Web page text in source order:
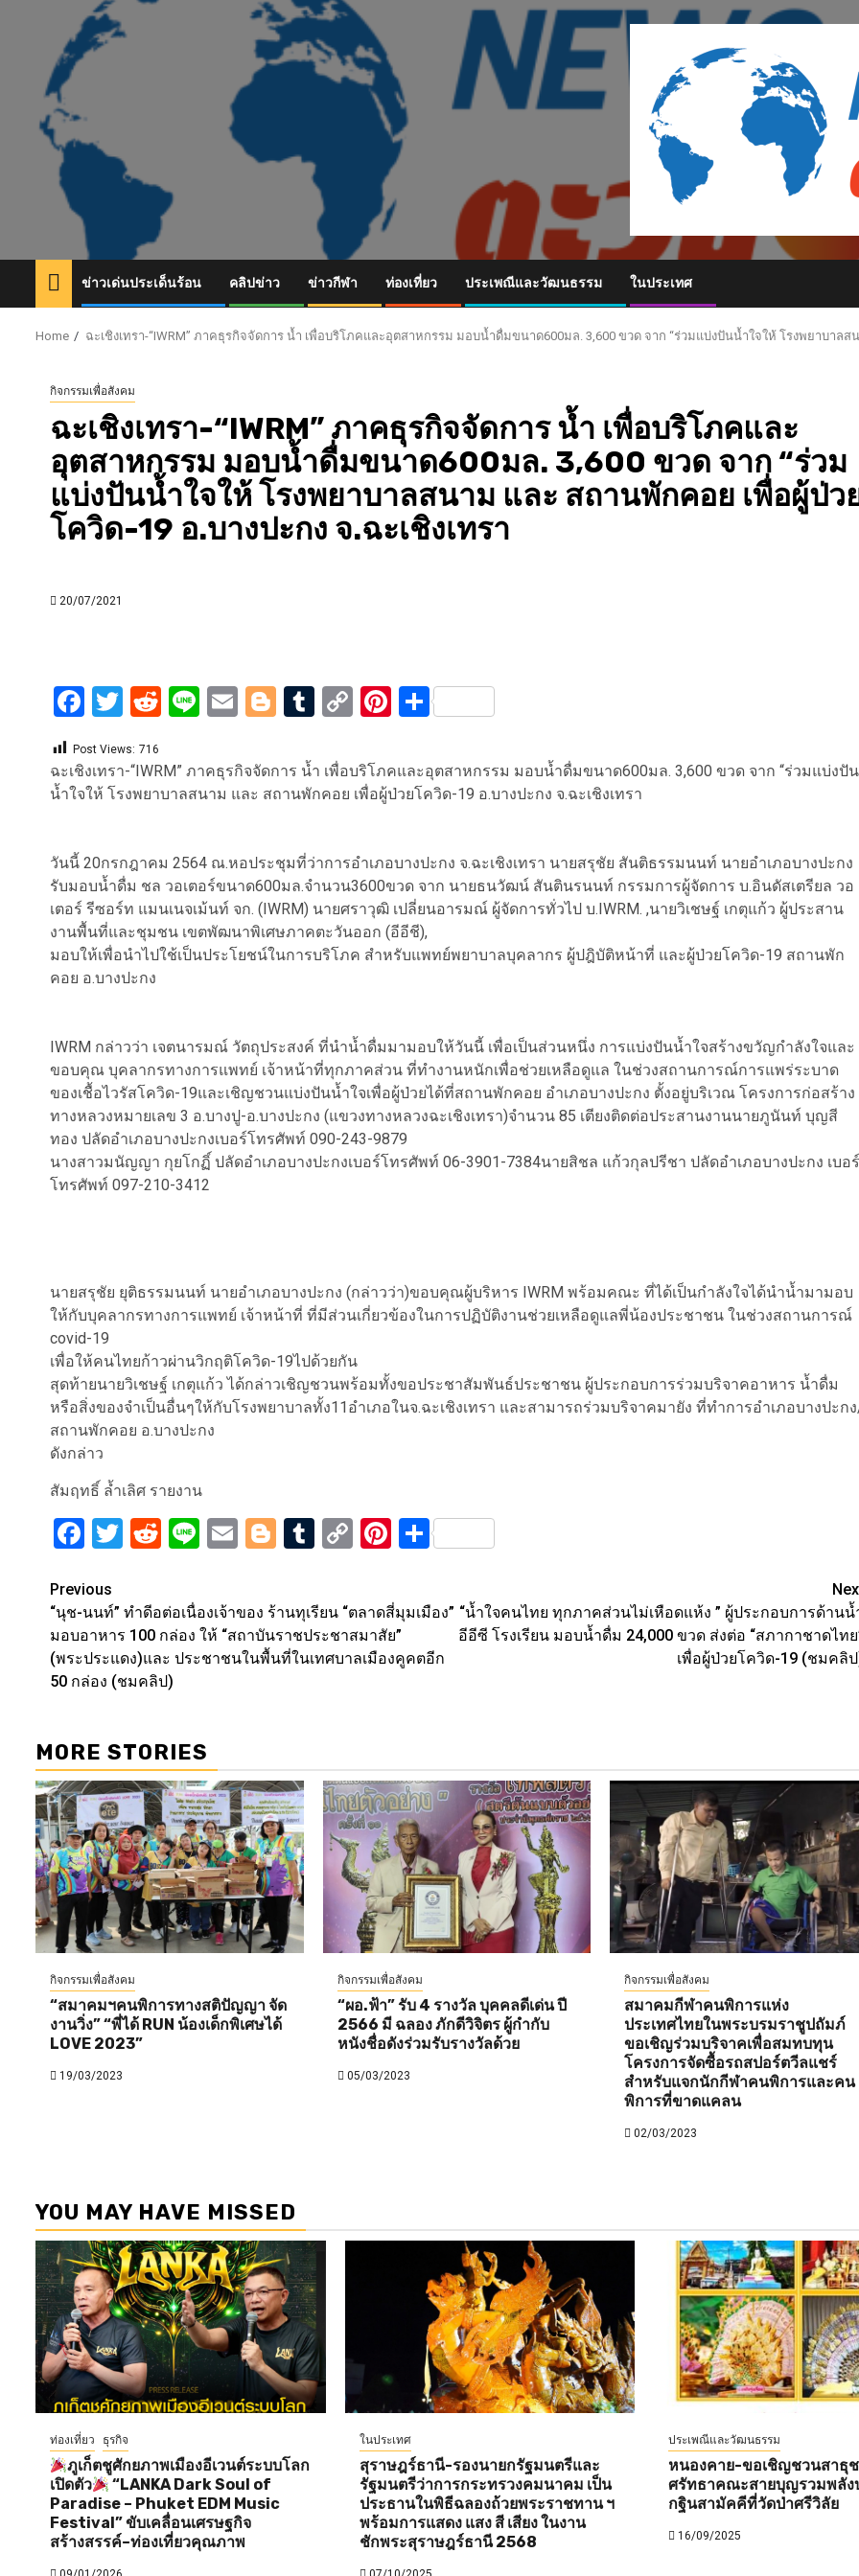
ข่าวเด่นประเด็นร้อน คลิปข่าว ข่าวกีฬา ท่องเที่ยว ประเพณีและวัฒนธรรม ในประเทศ
Home ฉะเชิงเทรา-“IWRM” ภาคธุรกิจจัดการ น้ำ เพื่อบริโภคและอุตสาหกรรม มอบน้ำดื่มขนาด600มล. 3,600 ขวด จาก “ร่วมแบ่งปันน้ำใจให้ โรงพยาบาล
กิจกรรมเพื่อสังคม
ฉะเชิงเทรา-“IWRM” ภาคธุรกิจจัดการ น้ำ เพื่อบริโภคและ
อุตสาหกรรม มอบน้ำดื่มขนาด600มล. 3,600 ขวด จาก “ร่วม
แบ่งปันน้ำใจให้ โรงพยาบาลสนาม และ สถานพักคอย เพื่อผู้ป่ว
โควิด-19 อ.บางปะกง จ.ฉะเชิงเทรา
20/07/2021
Facebook
Twitter
Reddit
LineEmailBlogger
Tumblr
CopyPinterest
Share
Post Views: 716
ฉะเชิงเทรา-“IWRM” ภาคธุรกิจจัดการ น้ำ เพื่อบริโภคและอุตสาหกรรม มอบน้ำดื่มขนาด600มล. 3,600 ขวด จาก “ร่วมแบ่งปัน
น้ำใจให้ โรงพยาบาลสนาม และ สถานพักคอย เพื่อผู้ป่วยโควิด-19 อ.บางปะกง จ.ฉะเชิงเทรา
วันนี้ 20กรกฎาคม 2564 ณ.หอประชุมที่ว่าการอำเภอบางปะกง จ.ฉะเชิงเทรา นายสรุชัย สันติธรรมนนท์ นายอำเภอบางปะกง
รับมอบน้ำดื่ม ชล วอเตอร์ขนาด600มล.จำนวน3600ขวด จาก นายธนวัฒน์ สันตินรนนท์ กรรมการผู้จัดการ บ.อินดัสเตรียล วอ
เตอร์ รีซอร์ท แมนเนจเม้นท์ จก. (IWRM) นายศราวุฒิ เปลี่ยนอารมณ์ ผู้จัดการทั่วไป บ.IWRM. ,นายวิเชษฐ์ เกตุแก้ว ผู้ประสาน
งานพื้นที่และชุมชน เขตพัฒนาพิเศษภาคตะวันออก (อีอีชี),
มอบให้เพื่อนำไปใช้เป็นประโยชน์ในการบริโภค สำหรับแพทย์พยาบาลบุคลากร ผู้ปฎิบัติหน้าที่ และผู้ป่วยโควิด-19 สถานพัก
คอย อ.บางปะกง
IWRM กล่าวว่า เจตนารมณ์ วัตถุประสงค์ ที่นำน้ำดื่มมามอบให้วันนี้ เพื่อเป็นส่วนหนึ่ง การแบ่งปันน้ำใจสร้างขวัญกำลังใจและ
ขอบคุณ บุคลากรทางการแพทย์ เจ้าหน้าที่ทุกภาคส่วน ที่ทำงานหนักเพื่อช่วยเหลือดูแล ในช่วงสถานการณ์การแพร่ระบาด
ของเชื้อไวรัสโควิด-19และเชิญชวนแบ่งปันน้ำใจเพื่อผู้ป่วยได้ที่สถานพักคอย อำเภอบางปะกง ตั้งอยู่บริเวณ โครงการก่อสร้าง
ทางหลวงหมายเลข 3 อ.บางปู-อ.บางปะกง (แขวงทางหลวงฉะเชิงเทรา)จำนวน 85 เตียงติดต่อประสานงานนายภูนันท์ บุญสี
ทอง ปลัดอำเภอบางปะกงเบอร์โทรศัพท์ 090-243-9879
นางสาวมนัญญา กุยโกฏิ์ ปลัดอำเภอบางปะกงเบอร์โทรศัพท์ 06-3901-7384นายสิชล แก้วกุลปรีชา ปลัดอำเภอบางปะกง เบอร์
โทรศัพท์ 097-210-3412
นายสรุชัย ยุติธรรมนนท์ นายอำเภอบางปะกง (กล่าวว่า)ขอบคุณผู้บริหาร IWRM พร้อมคณะ ที่ได้เป็นกำลังใจได้นำน้ำมามอบ
ให้กับบุคลากรทางการแพทย์ เจ้าหน้าที่ ที่มีส่วนเกี่ยวข้องในการปฏิบัติงานช่วยเหลือดูแลพี่น้องประชาชน ในช่วงสถานการณ์
covid-19
เพื่อให้คนไทยก้าวผ่านวิกฤติโควิด-19ไปด้วยกัน
สุดท้ายนายวิเชษฐ์ เกตุแก้ว ได้กล่าวเชิญชวนพร้อมทั้งขอประชาสัมพันธ์ประชาชน ผู้ประกอบการร่วมบริจาคอาหาร น้ำดื่ม
หรือสิ่งของจำเป็นอื่นๆให้กับโรงพยาบาลทั้ง11อำเภอในจ.ฉะเชิงเทรา และสามารถร่วมบริจาคมายัง ที่ทำการอำเภอบางปะก
สถานพักคอย อ.บางปะกง
ดังกล่าว
สัมฤทธิ์ ล้ำเลิศ รายงาน
Facebook
Twitter
Reddit
LineEmailBlogger
Tumblr
CopyPinterest
Share
Post
navigation
Previous
“นุช-นนท์” ทำดีอต่อเนื่องเจ้าของ ร้านทุเรียน “ตลาดสี่มุมเมือง”
มอบอาหาร 100 กล่อง ให้ “สถาบันราชประชาสมาสัย”
(พระประแดง)และ ประชาชนในพื้นที่ในเทศบาลเมืองคูคตอีก
50 กล่อง (ชมคลิป)
“น้ำใจคนไทย ทุกภาคส่วนไม่เหือดแห้ง ” ผู้ประกอบการด้านน้
อีอีซี โรงเรียน มอบน้ำดื่ม 24,000 ขวด ส่งต่อ “สภากาชาดไทย
เพื่อผู้ป่วยโควิด-19 (ชมคลิ
MORE STORIES
กิจกรรมเพื่อสังคม
“สมาคมฯคนพิการทางสติปัญญา จัด
งานวิ่ง” “พี่ได้ RUN น้องเด็กพิเศษได้
LOVE 2023”
19/03/2023
กิจกรรมเพื่อสังคม
“ผอ.ฟ้า” รับ 4 รางวัล บุคคลดีเด่น ปี
2566 มี ฉลอง ภักดีวิจิตร ผู้กำกับ
หนังชื่อดังร่วมรับรางวัลด้วย
05/03/2023
กิจกรรมเพื่อสังคม
สมาคมกีฬาคนพิการแห่ง
ประเทศไทยในพระบรมราชูปถัมภ์
ขอเชิญร่วมบริจาคเพื่อสมทบทุน
โครงการจัดซื้อรถสปอร์ตวีลแชร์
สำหรับแจกนักกีฬาคนพิการและคน
พิการที่ขาดแคลน
02/03/2023
YOU MAY HAVE MISSED
ท่องเที่ยว ธุรกิจ
ภูเก็ตชูศักยภาพเมืองอีเวนต์ระบบโลก
เปิดตัว
“LANKA Dark Soul of
Paradise – Phuket EDM Music
Festival” ขับเคลื่อนเศรษฐกิจ
สร้างสรรค์–ท่องเที่ยวคุณภาพ
ในประเทศ
สุราษฎร์ธานี-รองนายกรัฐมนตรีและ
รัฐมนตรีว่าการกระทรวงคมนาคม เป็น
ประธานในพิธีฉลองถ้วยพระราชทาน ฯ
พร้อมการแสดง แสง สี เสียง ในงาน
ชักพระสุราษฎร์ธานี 2568
ประเพณีและวัฒนธรรม
หนองคาย-ขอเชิญชวนสาธุ
ศรัทธาคณะสายบุญรวมพลั
กฐินสามัคคีที่วัดป่าศรีวิลัย
16/09/2025